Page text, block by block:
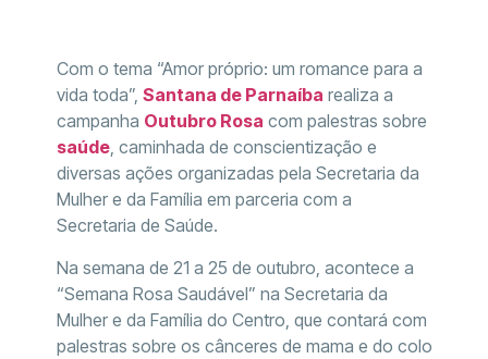
Com o tema “Amor próprio: um romance para a
vida toda”, Santana de Parnaíba realiza a
campanha Outubro Rosa com palestras sobre
saúde, caminhada de conscientização e
diversas ações organizadas pela Secretaria da
Mulher e da Família em parceria com a
Secretaria de Saúde.
Na semana de 21 a 25 de outubro, acontece a
“Semana Rosa Saudável” na Secretaria da
Mulher e da Família do Centro, que contará com
palestras sobre os cânceres de mama e do colo